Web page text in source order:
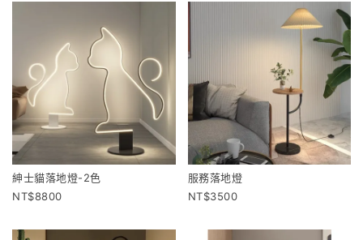
紳士貓落地燈-2色
8800
服務落地燈
3500